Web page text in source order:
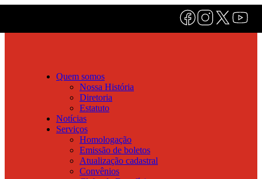
Quem somos
Nossa História
Diretoria
Estatuto
Notícias
Serviços
Homologação
Emissão de boletos
Atualização cadastral
Convênios